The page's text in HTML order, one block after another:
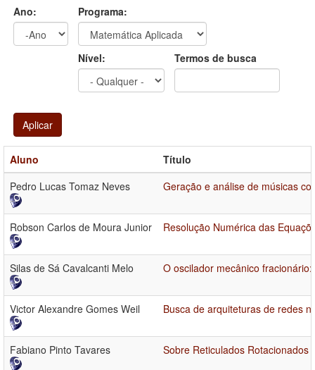
Ano:
Programa:
Nível: Termos de busca
Aplicar
Aluno
Título
Pedro Lucas Tomaz Neves
Geração e análise de músicas
Robson Carlos de Moura Junior Resolução Numérica das
Silas de Sá Cavalcanti Melo O oscilador mecânico
Victor Alexandre Gomes Weil Busca de arquiteturas de redes
Fabiano Pinto Tavares Sobre Reticulados Rotacionados